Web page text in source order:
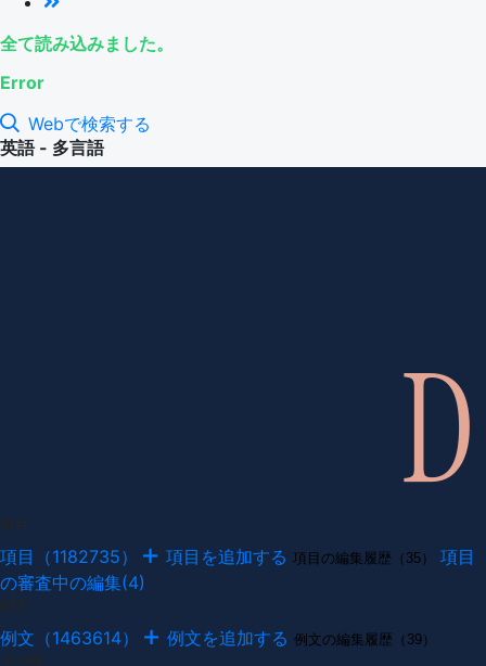
全て読み込みました。
Error
Webで検索する
英語 - 多言語
項目（1182735） 項目を追加する 項目の編集履歴（35）
項目
の審査中の編集(4)
例文（1463614） 例文を追加する 例文の編集履歴（39）